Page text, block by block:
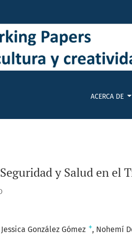
ACERCA DE
y Salud en el
Jessica González Gómez + Nohemí